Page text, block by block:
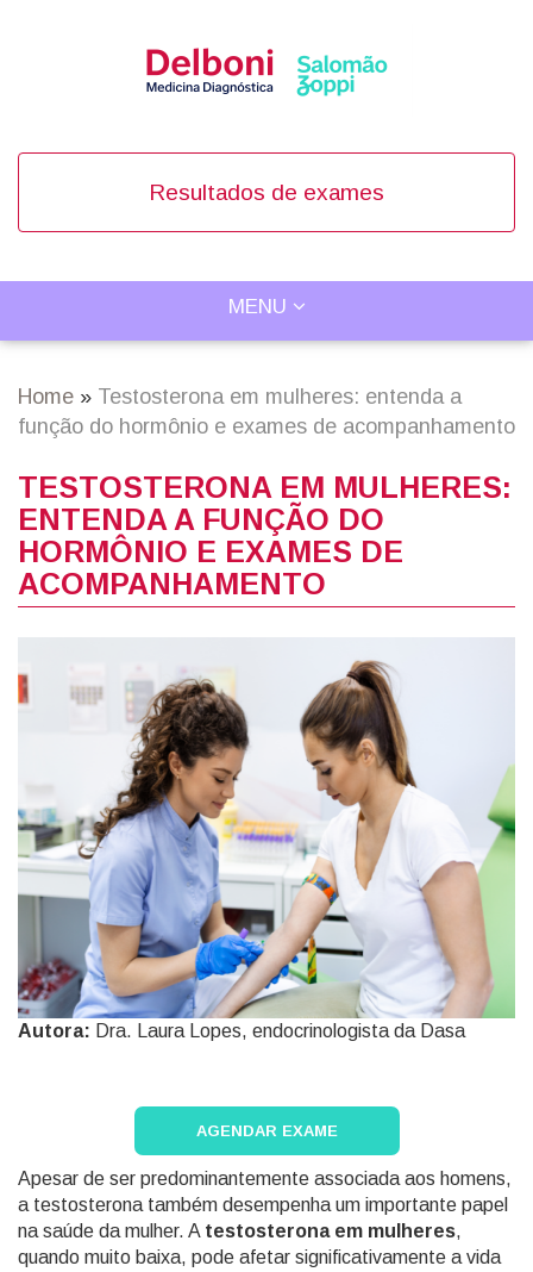
Resultados de exames
TOGGLE
MENU
Breadcrumb
Home
Testosterona em mulheres: entenda a
função do hormônio e exames de acompanhamento
TESTOSTERONA EM MULHERES:
ENTENDA A FUNÇÃO DO
HORMÔNIO E EXAMES DE
ACOMPANHAMENTO
Autora: Dra. Laura Lopes, endocrinologista da Dasa
AGENDAR EXAME
Apesar de ser predominantemente associada aos homens,
a testosterona também desempenha um importante papel
na saúde da mulher. A testosterona em mulheres,
quando muito baixa, pode afetar significativamente a vida